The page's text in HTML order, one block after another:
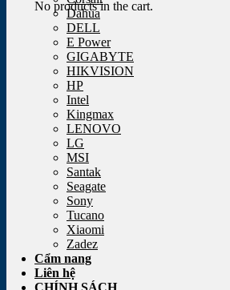
No products in the cart.
Dahua
DELL
E Power
GIGABYTE
HIKVISION
HP
Intel
Kingmax
LENOVO
LG
MSI
Santak
Seagate
Sony
Tucano
Xiaomi
Zadez
Cẩm nang
Liên hệ
CHÍNH SÁCH